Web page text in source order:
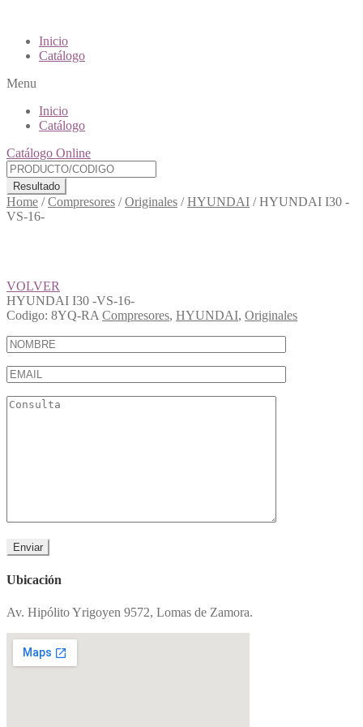
Inicio
Catálogo
Menu
Inicio
Catálogo
Catálogo Online
Resultado
Home /Compresores /Originales /HYUNDAI /HYUNDAI I30 -
VS-16-
VOLVER
HYUNDAI I30 -VS-16-
Codigo: 8YQ-RA Compresores, HYUNDAI, Originales
Ubicación
Av. Hipólito Yrigoyen 9572, Lomas de Zamora.